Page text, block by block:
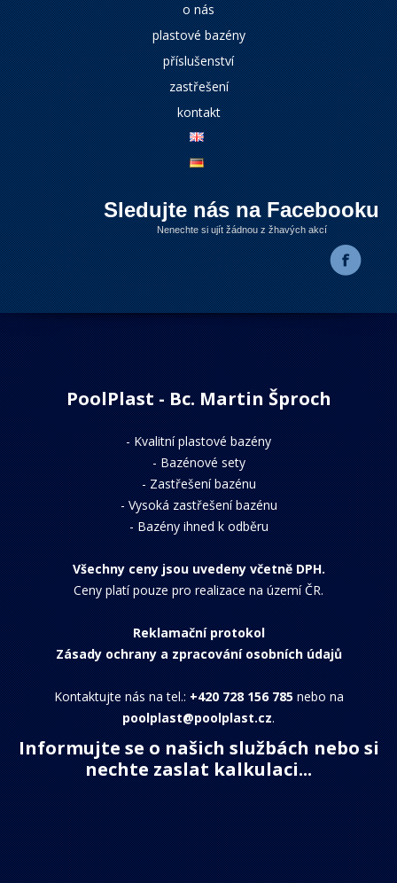
o nás
plastové bazény
příslušenství
zastřešení
kontakt
Sledujte nás na Facebooku
Nenechte si ujít žádnou z žhavých akcí
PoolPlast - Bc. Martin Šproch
-Kvalitní plastové bazény
-Bazénové sety
-Zastřešení bazénu
-Vysoká zastřešení bazénu
-Bazény ihned k odběru
Všechny ceny jsou uvedeny včetně DPH.
Ceny platí pouze pro realizace na území ČR.
Reklamační protokol
Zásady ochrany a zpracování osobních údajů
Kontaktujte nás na tel.:+420 728 156 785nebo na
poolplast@poolplast.cz.
Informujte se o našich službách nebo si
nechte zaslat kalkulaci...